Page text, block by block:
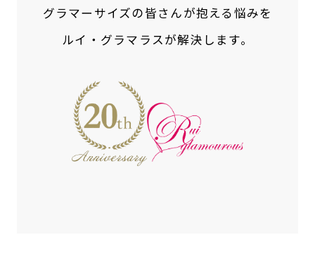
グラマーサイズの皆さんが抱える悩みを
ルイ・グラマラスが解決します。